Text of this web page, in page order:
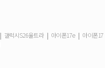
| 갤럭시S26울트라 | 아이폰17e | 아이폰17